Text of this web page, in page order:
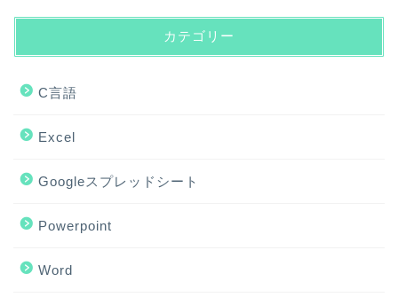
カテゴリー
C言語
Excel
Googleスプレッドシート
Powerpoint
Word